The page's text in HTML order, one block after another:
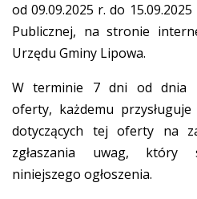
od 09.09.2025 r. do
Publicznej, na stronie
Urzędu Gminy Lipowa.
W terminie 7 dni od dnia
oferty, każdemu
dotyczących tej oferty na
zgłaszania uwag, który
niniejszego ogłoszenia.